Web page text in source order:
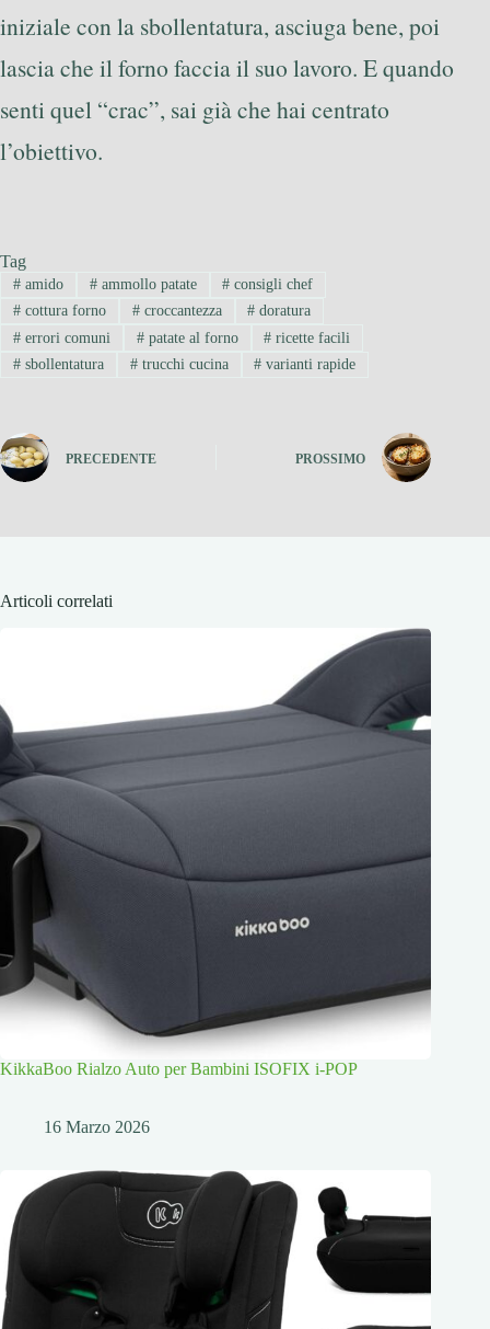
iniziale con la sbollentatura, asciuga bene, poi
lascia che il forno faccia il suo lavoro. E quando
senti quel “crac”, sai già che hai centrato
l’obiettivo.
Tag
#amido #ammollo patate # consigli chef
#cottura forno #croccantezza # doratura
#errori comuni #patate al forno # ricette facili
#sbollentatura #trucchi cucina # varianti rapide
PRECEDENTE PROSSIMO
Articoli correlati
KikkaBoo Rialzo Auto per Bambini ISOFIX i-POP
16 Marzo 2026